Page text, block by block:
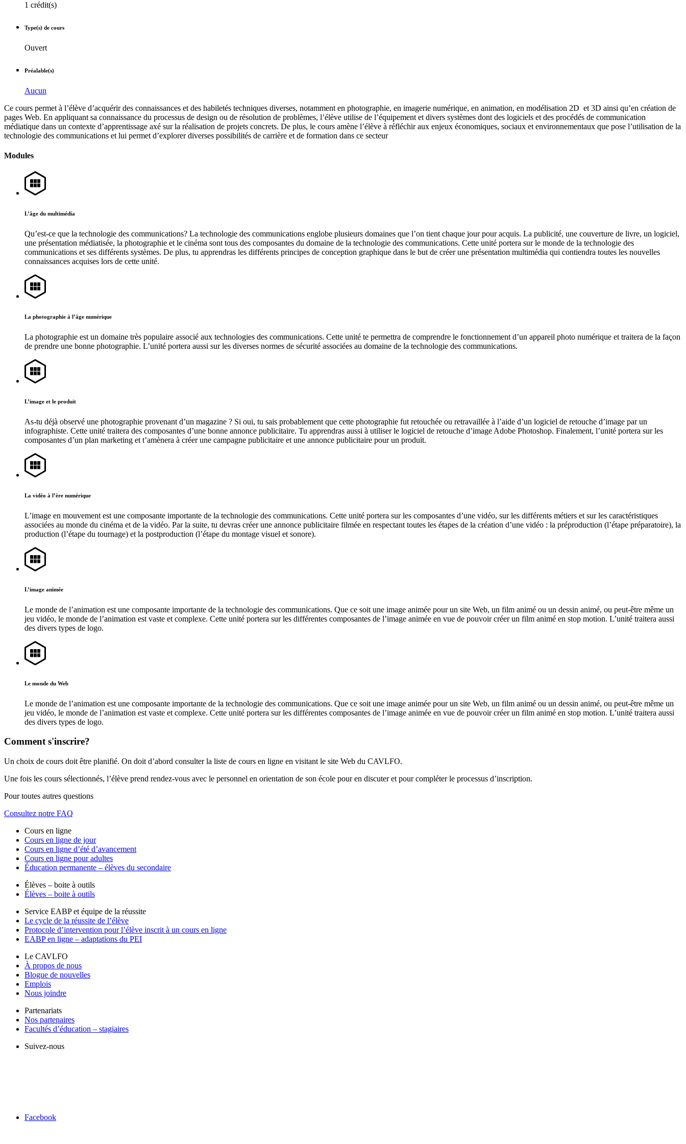
1 crédit(s)
Type(s) de cours
Ouvert
Préalable(s)
Aucun
Ce cours permet à l’élève d’acquérir des connaissances et des habiletés techniques diverses, notamment en photographie, en imagerie numérique, en animation, en modélisation 2D et 3D ainsi qu’en création de
pages Web. En appliquant sa connaissance du processus de design ou de résolution de problèmes, l’élève utilise de l’équipement et divers systèmes dont des logiciels et des procédés de communication
médiatique dans un contexte d’apprentissage axé sur la réalisation de projets concrets. De plus, le cours amène l’élève à réfléchir aux enjeux économiques, sociaux et environnementaux que pose l’utilisation de la
technologie des communications et lui permet d’explorer diverses possibilités de carrière et de formation dans ce secteur
Modules
L’âge du multimédia
Qu’est-ce que la technologie des communications? La technologie des communications englobe plusieurs domaines que l’on tient chaque jour pour acquis. La publicité, une couverture de livre, un logiciel,
une présentation médiatisée, la photographie et le cinéma sont tous des composantes du domaine de la technologie des communications. Cette unité portera sur le monde de la technologie des
communications et ses différents systèmes. De plus, tu apprendras les différents principes de conception graphique dans le but de créer une présentation multimédia qui contiendra toutes les nouvelles
connaissances acquises lors de cette unité.
La photographie à l’âge numérique
La photographie est un domaine très populaire associé aux technologies des communications. Cette unité te permettra de comprendre le fonctionnement d’un appareil photo numérique et traitera de la façon
de prendre une bonne photographie. L’unité portera aussi sur les diverses normes de sécurité associées au domaine de la technologie des communications.
L’image et le produit
As-tu déjà observé une photographie provenant d’un magazine ? Si oui, tu sais probablement que cette photographie fut retouchée ou retravaillée à l’aide d’un logiciel de retouche d’image par un
infographiste. Cette unité traitera des composantes d’une bonne annonce publicitaire. Tu apprendras aussi à utiliser le logiciel de retouche d’image Adobe Photoshop. Finalement, l’unité portera sur les
composantes d’un plan marketing et t’amènera à créer une campagne publicitaire et une annonce publicitaire pour un produit.
La vidéo à l’ère numérique
L’image en mouvement est une composante importante de la technologie des communications. Cette unité portera sur les composantes d’une vidéo, sur les différents métiers et sur les caractéristiques
associées au monde du cinéma et de la vidéo. Par la suite, tu devras créer une annonce publicitaire filmée en respectant toutes les étapes de la création d’une vidéo : la préproduction (l’étape préparatoire), la
production (l’étape du tournage) et la postproduction (l’étape du montage visuel et sonore).
L’image animée
Le monde de l’animation est une composante importante de la technologie des communications. Que ce soit une image animée pour un site Web, un film animé ou un dessin animé, ou peut-être même un
jeu vidéo, le monde de l’animation est vaste et complexe. Cette unité portera sur les différentes composantes de l’image animée en vue de pouvoir créer un film animé en stop motion. L’unité traitera aussi
des divers types de logo.
Le monde du Web
Le monde de l’animation est une composante importante de la technologie des communications. Que ce soit une image animée pour un site Web, un film animé ou un dessin animé, ou peut-être même un
jeu vidéo, le monde de l’animation est vaste et complexe. Cette unité portera sur les différentes composantes de l’image animée en vue de pouvoir créer un film animé en stop motion. L’unité traitera aussi
des divers types de logo.
Comment s'inscrire?
Un choix de cours doit être planifié. On doit d’abord consulter la liste de cours en ligne en visitant le site Web du CAVLFO.
Une fois les cours sélectionnés, l’élève prend rendez-vous avec le personnel en orientation de son école pour en discuter et pour compléter le processus d’inscription.
Pour toutes autres questions
Consultez notre FAQ
Cours en ligne
Cours en ligne de jour
Cours en ligne d’été d’avancement
Cours en ligne pour adultes
Éducation permanente – élèves du secondaire
Élèves – boite à outils
Élèves – boite à outils
Service EABP et équipe de la réussite
Le cycle de la réussite de l’élève
Protocole d’intervention pour l’élève inscrit à un cours en ligne
EABP en ligne – adaptations du PEI
Le CAVLFO
À propos de nous
Blogue de nouvelles
Emplois
Nous joindre
Partenariats
Nos partenaires
Facultés d’éducation – stagiaires
Suivez-nous
Facebook